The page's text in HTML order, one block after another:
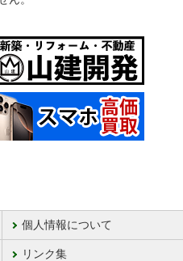
個人情報について
リンク集